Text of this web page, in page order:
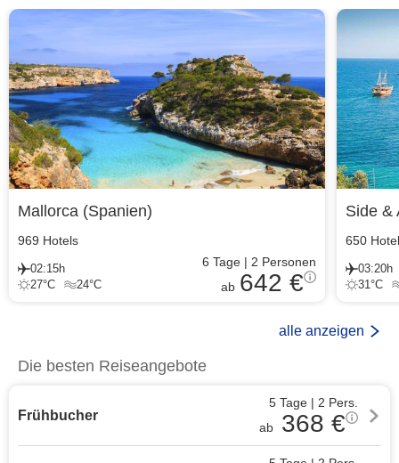
Mallorca (Spanien)
969 Hotels
02:15h
27°C 24°C
6 Tage| 2 Personen
ab 642 €
Side &
650
03:20h
31°C
alle anzeigen
Die besten Reiseangebote
Frühbucher
5 Tage | 2 Pers.
ab
368 €